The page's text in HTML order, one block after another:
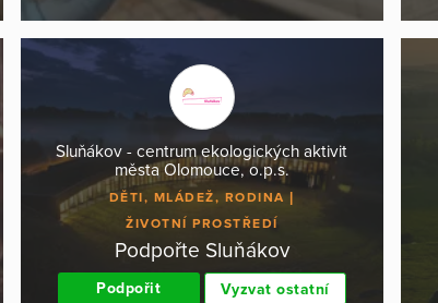
Sluňákov - centrum ekologických aktivit
města Olomouce, o.p.s.
DĚTI, MLÁDEŽ, RODINA
ŽIVOTNÍ PROSTŘEDÍ
Podpořte Sluňákov
Podpořit Vyzvat ostatní